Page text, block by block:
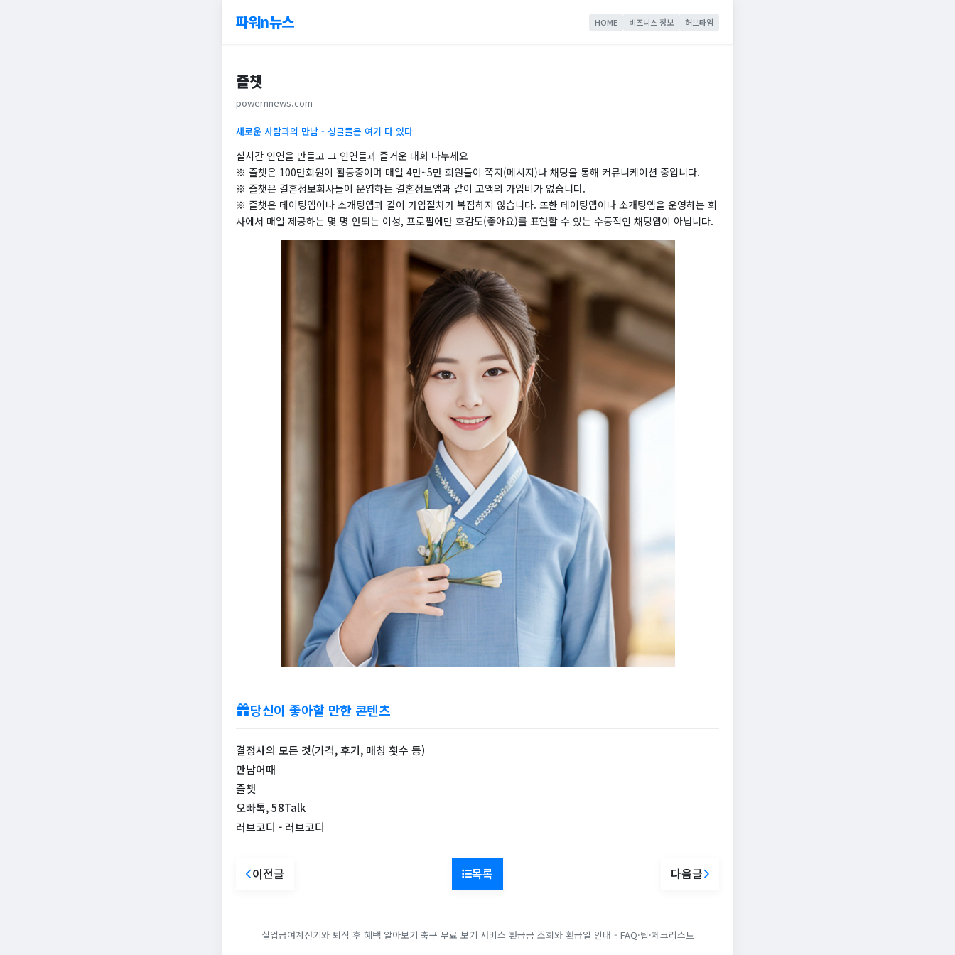
파워n뉴스 HOME 비즈니스 정보 허브타임
즐챗
powernnews.com
새로운 사람과의 만남 - 싱글들은 여기 다 있다
실시간 인연을 만들고 그 인연들과 즐거운 대화 나누세요
※ 즐챗은 100만회원이 활동중이며 매일 4만~5만 회원들이 쪽지(메시지)나 채팅을 통해 커뮤니케이션 중입니다.
※ 즐챗은 결혼정보회사들이 운영하는 결혼정보앱과 같이 고액의 가입비가 없습니다.
※ 즐챗은 데이팅앱이나 소개팅앱과 같이 가입절차가 복잡하지 않습니다. 또한 데이팅앱이나 소개팅앱을 운영하는 회
사에서 매일 제공하는 몇 명 안되는 이성, 프로필에만 호감도(좋아요)를 표현할 수 있는 수동적인 채팅앱이 아닙니다.
당신이 좋아할 만한 콘텐츠
결정사의 모든 것(가격, 후기, 매칭 횟수 등)
만남어때
즐챗
오빠톡, 58Talk
러브코디 - 러브코디
이전글 목록 다음글
실업급여계산기와 퇴직 후 혜택 알아보기 축구 무료 보기 서비스 환급금 조회와 환급일 안내 - FAQ·팁·체크리스트